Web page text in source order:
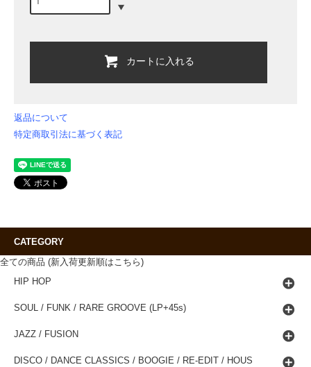
カートに入れる
返品について
特定商取引法に基づく表記
CATEGORY
全ての商品 (新入荷更新順はこちら)
HIP HOP
SOUL / FUNK / RARE GROOVE (LP+45s)
JAZZ / FUSION
DISCO / DANCE CLASSICS / BOOGIE / RE-EDIT / HOUS